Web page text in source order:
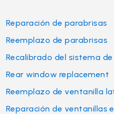
Reparación de parabrisas
Reemplazo de parabrisas
Recalibrado del sistema
Rear window replacement
Reemplazo de ventanilla
Reparación de ventanillas